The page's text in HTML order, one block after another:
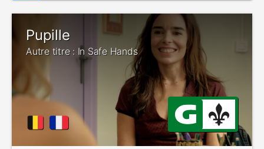
Pupille
Autre titre : In Safe Hands